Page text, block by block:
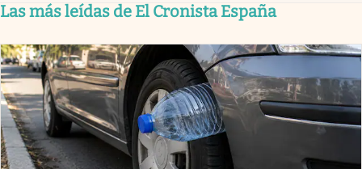
Las más leídas de El Cronista España